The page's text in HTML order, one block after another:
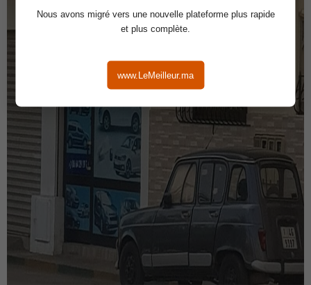
Nous avons migré vers une nouvelle plateforme plus rapide
et plus complète.
www.LeMeilleur.ma